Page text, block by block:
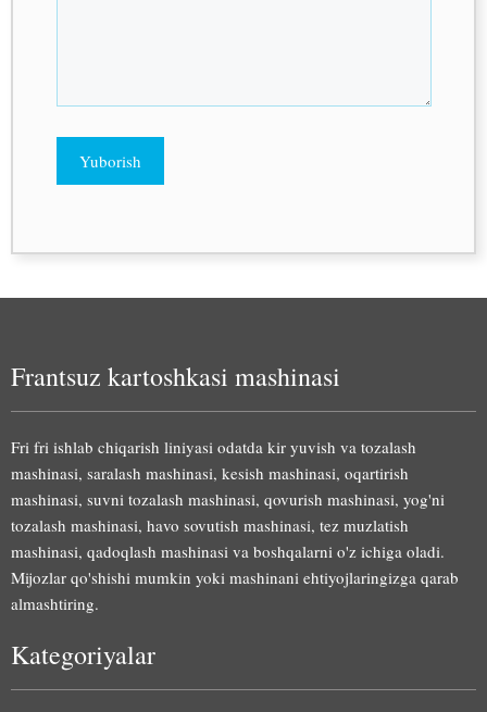
Frantsuz kartoshkasi mashinasi
Fri fri ishlab chiqarish liniyasi odatda kir yuvish va tozalash
mashinasi, saralash mashinasi, kesish mashinasi, oqartirish
mashinasi, suvni tozalash mashinasi, qovurish mashinasi, yog'ni
tozalash mashinasi, havo sovutish mashinasi, tez muzlatish
mashinasi, qadoqlash mashinasi va boshqalarni o'z ichiga oladi.
Mijozlar qo'shishi mumkin yoki mashinani ehtiyojlaringizga qarab
almashtiring.
Kategoriyalar